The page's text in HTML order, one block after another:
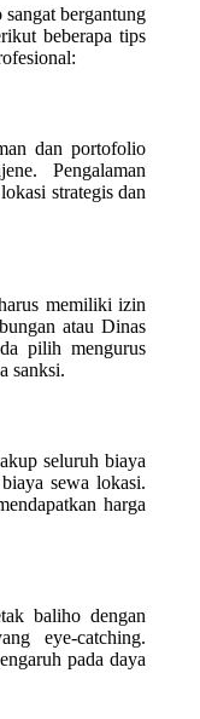
bergantung
beberapa tips
dan portofolio
Pengalaman
strategis dan
memiliki izin
atau Dinas
pilih mengurus
sanksi.
seluruh biaya
sewa lokasi.
harga
baliho dengan
eye-catching.
pada daya